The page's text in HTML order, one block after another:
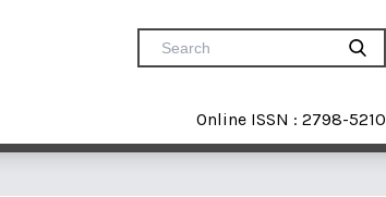
Online ISSN : 2798-5210